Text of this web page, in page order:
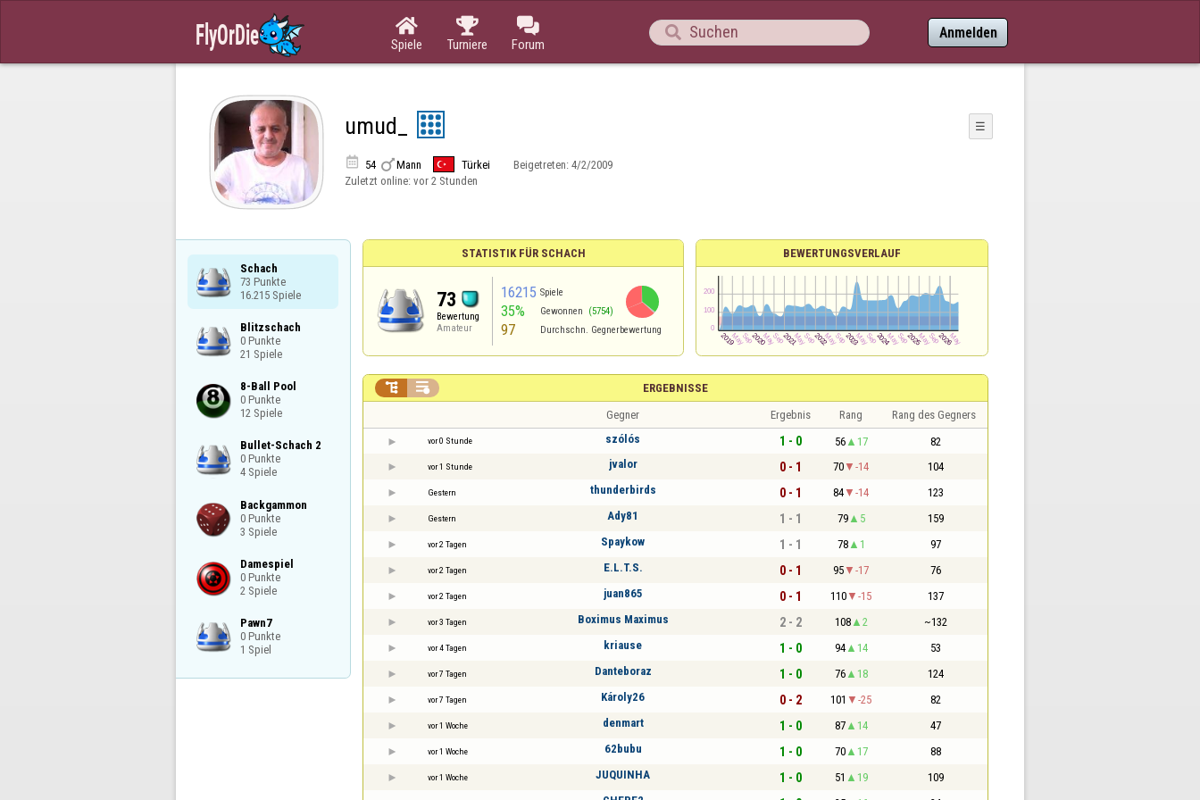

Spiele

Turniere

Forum
 Anmelden
umud_ ☰
 54 Mann Türkei Beigetreten: 4/2/2009
Zuletzt online: vor 2 Stunden
Schach
73 Punkte
16.215 Spiele
Blitzschach
0 Punkte
21 Spiele
8-Ball Pool
0 Punkte
12 Spiele
Bullet-Schach 2
0 Punkte
4 Spiele
Backgammon
0 Punkte
3 Spiele
Damespiel
0 Punkte
2 Spiele
Pawn7
0 Punkte
1 Spiel
STATISTIK FÜR SCHACH
73
Bewertung
Amateur
16215 Spiele
35% Gewonnen (5754)
97 Durchschn. Gegnerbewertung
BEWERTUNGSVERLAUF
ERGEBNISSE
 
Gegner Ergebnis Rang Rang des Gegners
vor 0 Stunde szólós 1 - 0 56 17 82
vor 1 Stunde jvalor 0 - 1 70 -14 104
Gestern thunderbirds 0 - 1 84 -14 123
Gestern Ady81 1 - 1 79 5 159
vor 2 Tagen Spaykow 1 - 1 78 1 97
vor 2 Tagen E.L.T.S. 0 - 1 95 -17 76
vor 2 Tagen juan865 0 - 1 110 -15 137
vor 3 Tagen Boximus Maximus 2 - 2 108 2 ~132
vor 4 Tagen kriause 1 - 0 94 14 53
vor 7 Tagen Danteboraz 1 - 0 76 18 124
vor 7 Tagen Károly26 0 - 2 101 -25 82
vor 1 Woche denmart 1 - 0 87 14 47
vor 1 Woche 62bubu 1 - 0 70 17 88
vor 1 Woche JUQUINHA 1 - 0 51 19 109